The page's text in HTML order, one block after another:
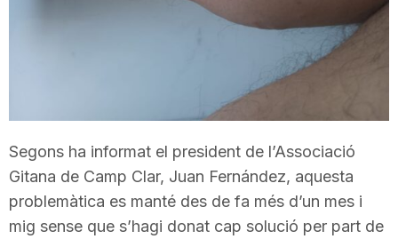
r
r
Segons ha informat el president de l’Associació
Gitana de Camp Clar, Juan Fernández, aquesta
problemàtica es manté des de fa més d’un mes i
mig sense que s’hagi donat cap solució per part de